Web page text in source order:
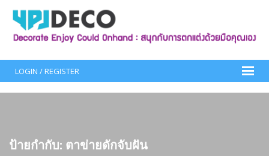
content
LOGIN / REGISTER
ป้ายกำกับ: ตาข่ายดักจับฝัน